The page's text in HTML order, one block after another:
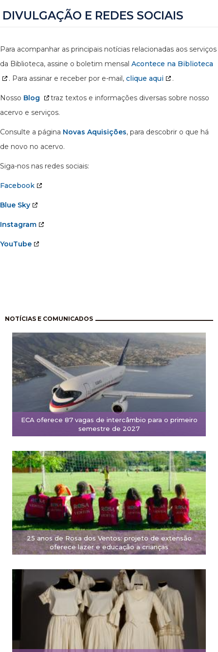
DIVULGAÇÃO E REDES SOCIAIS
Para acompanhar as principais notícias relacionadas aos serviços
da Biblioteca, assine o boletim mensal Acontece na Biblioteca
. Para assinar e receber por e-mail, clique aqui .
Nosso Blog
traz textos e informações diversas sobre nosso
acervo e serviços.
Consulte a página Novas Aquisições, para descobrir o que há
de novo no acervo.
Siga-nos nas redes sociais:
Facebook
Blue Sky
Instagram
YouTube
NOTÍCIAS E COMUNICADOS
ECA oferece 87 vagas de intercâmbio para o primeiro
semestre de 2027
25 anos de Rosa dos Ventos: projeto de extensão
oferece lazer e educação a crianças
Paginação